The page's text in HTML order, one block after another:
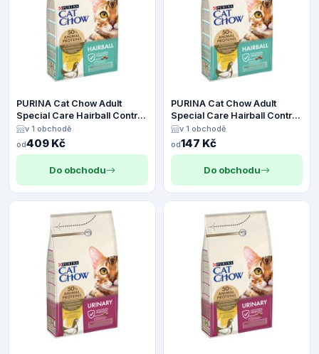
PURINA Cat Chow Adult
Special Care Hairball Control
- 4,5 kg
v 1 obchodě
od409 Kč
Do obchodu
PURINA Cat Chow Adult
Special Care Hairball Control
- 1,5 kg
v 1 obchodě
od147 Kč
Do obchodu